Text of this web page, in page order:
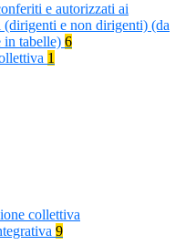
e autorizzati ai
(dirigenti e non dirigenti) (da
in tabelle) 6
1
collettiva
9